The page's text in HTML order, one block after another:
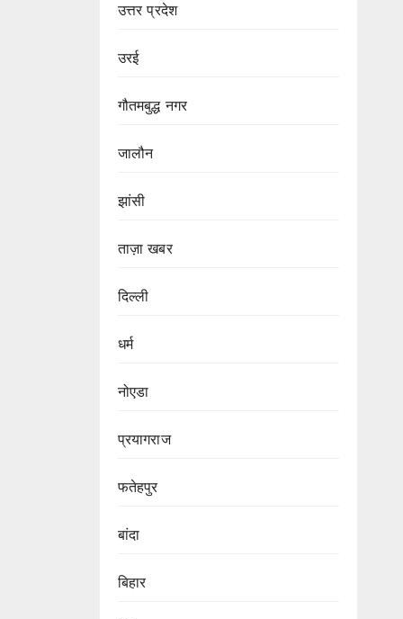
उत्तर प्रदेश
उरई
गौतमबुद्ध नगर
जालौन
झांसी
ताज़ा खबर
दिल्ली
धर्म
नोएडा
प्रयागराज
फतेहपुर
बांदा
बिहार